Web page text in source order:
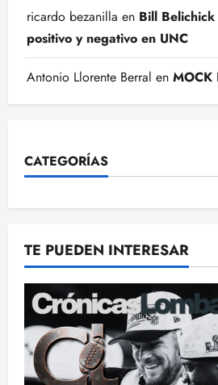
ricardo bezanilla en Bill
positivo y negativo en UNC
Antonio Llorente Berral en MOCK
CATEGORÍAS
TE PUEDEN INTERESAR